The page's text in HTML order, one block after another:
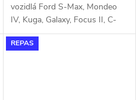
vozidlá Ford S-Max, Mondeo
IV, Kuga, Galaxy, Focus II, C-
Max, Volvo V70, V50, S80,
S40, C70, C30
REPAS